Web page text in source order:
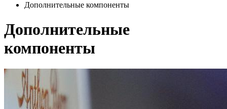
Дополнительные компоненты
Дополнительные
компоненты